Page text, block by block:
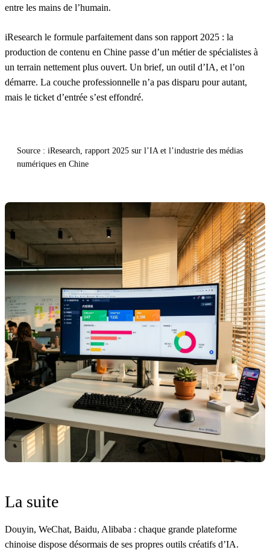
entre les mains de l’humain.
iResearch le formule parfaitement dans son rapport 2025 : la
production de contenu en Chine passe d’un métier de spécialistes à
un terrain nettement plus ouvert. Un brief, un outil d’IA, et l’on
démarre. La couche professionnelle n’a pas disparu pour autant,
mais le ticket d’entrée s’est effondré.
Source : iResearch, rapport 2025 sur l’IA et l’industrie des médias
numériques en Chine
La suite
Douyin, WeChat, Baidu, Alibaba : chaque grande plateforme
chinoise dispose désormais de ses propres outils créatifs d’IA.